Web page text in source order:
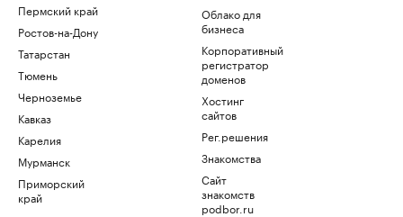
Пермский край
Ростов-на-Дону
Татарстан
Тюмень
Черноземье
Кавказ
Карелия
Мурманск
Приморский
край
Облако для
бизнеса
Корпоративный
регистратор
доменов
Хостинг
сайтов
Рег.решения
Знакомства
Сайт
знакомств
podbor.ru